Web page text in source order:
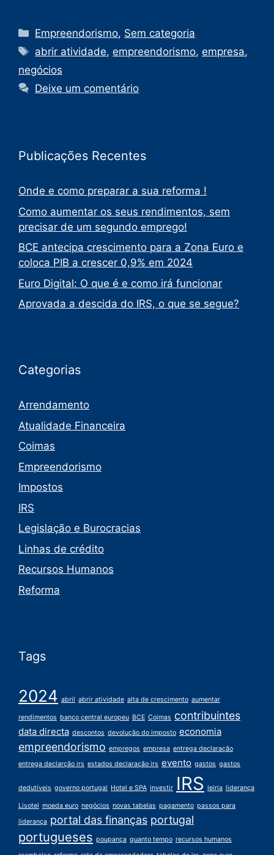
Empreendorismo, Sem categoria
abrir atividade,empreendorismo,empresa,
negócios
Deixe um comentário
Publicações Recentes
Onde e como preparar a sua reforma !
Como aumentar os seus rendimentos, sem
precisar de um segundo emprego!
BCE antecipa crescimento para a Zona Euro e
coloca PIB a crescer 0,9% em 2024
Euro Digital: O que é e como irá funcionar
Aprovada a descida do IRS, o que se segue?
Categorias
Arrendamento
Atualidade Financeira
Coimas
Empreendorismo
Impostos
IRS
Legislação e Burocracias
Linhas de crédito
Recursos Humanos
Reforma
Tags
2024 abril abrir atividade alta de crescimento aumentar
rendimentos banco central europeu BCE Coimas contribuintes
data directa descontos devolução do imposto economia
empreendorismo empregos empresa entrega declaração
entrega declarção irs estados declaração irs evento gastos gastos
dedutíveis governo portugal Hotel e SPA investir IRS leiria liderança
Lisotel moeda euro negócios novas tabelas pagamento passos para
liderança portal das finanças portugal
portugueses poupança quanto tempo recursos humanos